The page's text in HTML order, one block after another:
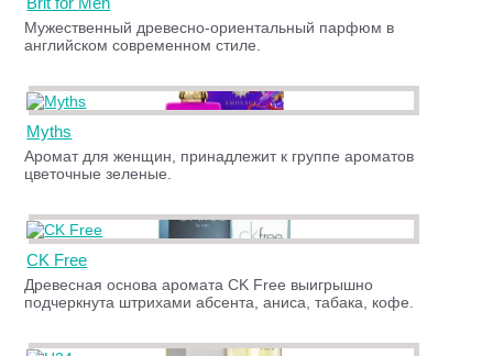
Мужественный древесно-ориентальный парфюм в
английском современном стиле.
Myths
Аромат для женщин, принадлежит к группе ароматов
цветочные зеленые.
CK Free
Древесная основа аромата CK Free выигрышно
подчеркнута штрихами абсента, аниса, табака, кофе.